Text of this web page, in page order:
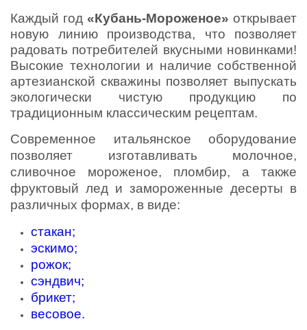
Каждый год «Кубань-Мороженое» открывает
новую линию производства, что позволяет
радовать потребителей вкусными новинками!
Высокие технологии и наличие собственной
артезианской скважины позволяет выпускать
экологически чистую продукцию по
традиционным классическим рецептам.
Современное итальянское оборудование
позволяет изготавливать молочное,
сливочное мороженое, пломбир, а также
фруктовый лед и замороженные десерты в
различных формах, в виде:
стакан;
эскимо;
рожок;
сэндвич;
брикет;
весовое.